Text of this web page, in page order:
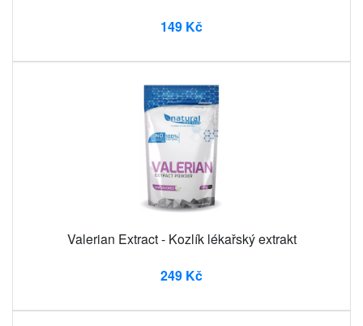
149 Kč
Valerian Extract - Kozlík lékařský extrakt
249 Kč